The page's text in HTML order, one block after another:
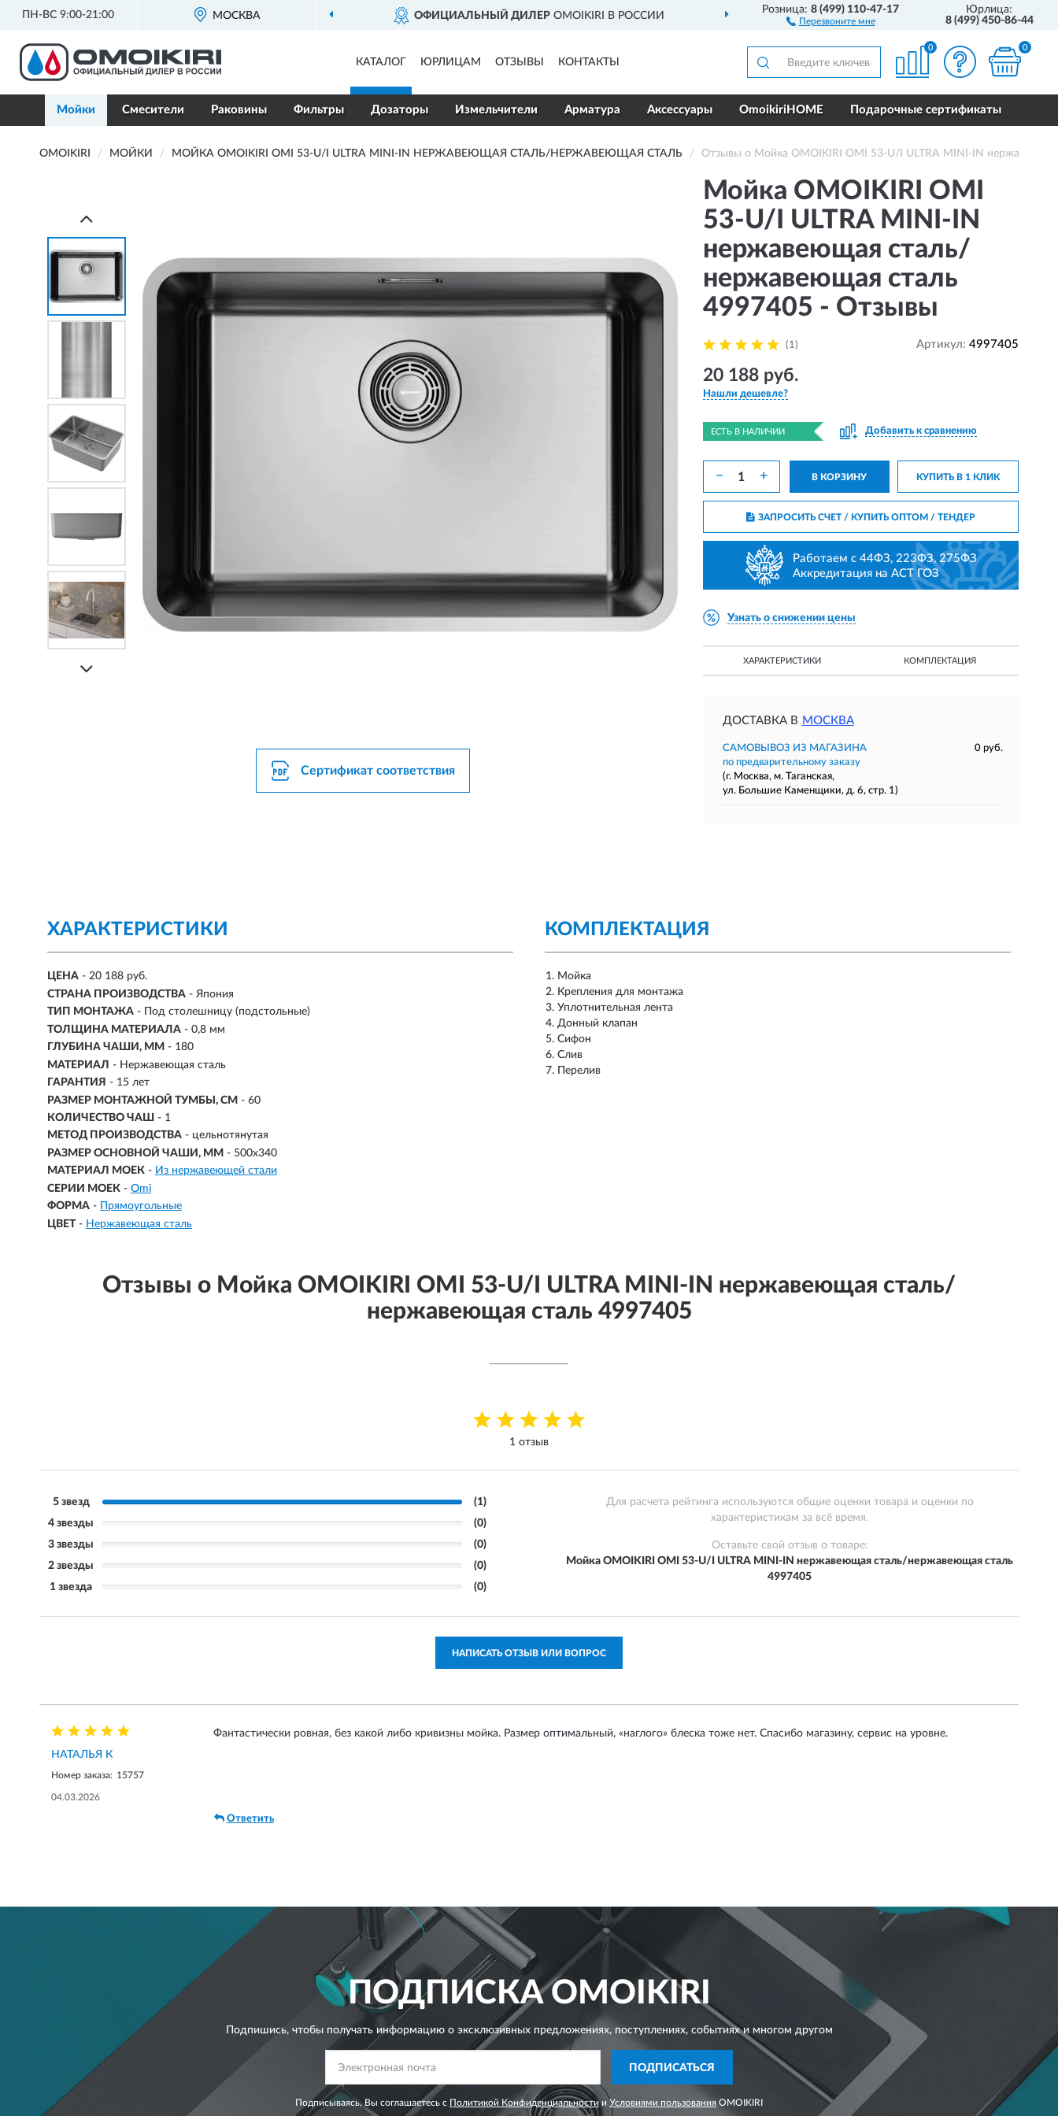
ПН-ВС 9:00-21:00 МОСКВА ОФИЦИАЛЬНЫЙ ДИЛЕРOMOIKIRI В РОССИИ ДОСТАВИМ ПО ВСЕЙ РОССИИ
Розница:8 (499) 110-47-17
Перезвоните мне
Юрлица:
8 (499) 450-86-44
КАТАЛОГ ЮРЛИЦАМ ОТЗЫВЫ КОНТАКТЫ
0 0
Мойки Смесители Раковины Фильтры Дозаторы Измельчители Арматура Аксессуары OmoikiriHOME Подарочные сертификаты
OMOIKIRI МОЙКИ МОЙКА OMOIKIRI OMI 53-U/I ULTRA MINI-IN НЕРЖАВЕЮЩАЯ СТАЛЬ/НЕРЖАВЕЮЩАЯ СТАЛЬ Отзывы о Мойка OMOIKIRI OMI 53-U/I ULTRA MINI-IN
Сертификат соответствия
Мойка OMOIKIRI OMI
53-U/I ULTRA MINI-IN
нержавеющая сталь/
нержавеющая сталь
4997405 - Отзывы
(1) Артикул: 4997405
20 188 руб.
Нашли дешевле?
ЕСТЬ В НАЛИЧИИ Добавить к сравнению
− + В КОРЗИНУ КУПИТЬ В 1 КЛИК
ЗАПРОСИТЬ СЧЕТ / КУПИТЬ ОПТОМ/ ТЕНДЕР
Работаем с 44ФЗ, 223ФЗ, 275ФЗ
Аккредитация на АСТ ГОЗ
Узнать о снижении цены
ХАРАКТЕРИСТИКИ КОМПЛЕКТАЦИЯ
ДОСТАВКА В МОСКВА
САМОВЫВОЗ ИЗ МАГАЗИНА
0 руб.
по предварительному заказу
(г. Москва, м. Таганская,
ул. Большие Каменщики, д. 6, стр. 1)
ХАРАКТЕРИСТИКИ
ЦЕНА - 20 188 руб.
СТРАНА ПРОИЗВОДСТВА - Япония
ТИП МОНТАЖА -
Под столешницу (подстольные)
ТОЛЩИНА МАТЕРИАЛА - 0,8 мм
ГЛУБИНА ЧАШИ, ММ - 180
МАТЕРИАЛ - Нержавеющая сталь
ГАРАНТИЯ - 15 лет
РАЗМЕР МОНТАЖНОЙ ТУМБЫ, СМ - 60
КОЛИЧЕСТВО ЧАШ - 1
МЕТОД ПРОИЗВОДСТВА - цельнотянутая
РАЗМЕР ОСНОВНОЙ ЧАШИ, ММ - 500x340
МАТЕРИАЛ МОЕК - Из нержавеющей стали
СЕРИИ МОЕК - Omi
ФОРМА - Прямоугольные
ЦВЕТ - Нержавеющая сталь
КОМПЛЕКТАЦИЯ
Мойка
Крепления для монтажа
Уплотнительная лента
Донный клапан
Сифон
Слив
Перелив
Отзывы о Мойка OMOIKIRI OMI 53-U/I ULTRA MINI-IN нержавеющая сталь/
нержавеющая сталь 4997405
1 отзыв
5 звезд
(1)
4 звезды
(0)
3 звезды
(0)
2 звезды
(0)
1 звезда
(0)
Для расчета рейтинга используются общие оценки товара и оценки по
характеристикам за всё время.
Оставьте свой отзыв о товаре:
Мойка OMOIKIRI OMI 53-U/I ULTRA MINI-IN нержавеющая сталь/нержавеющая сталь
4997405
НАПИСАТЬ ОТЗЫВ ИЛИ ВОПРОС
НАТАЛЬЯ К
Номер заказа: 15757
04.03.2026
Фантастически ровная, без какой либо кривизны мойка. Размер оптимальный, «наглого» блеска тоже нет. Спасибо магазину, сервис на уровне.
Ответить
ПОДПИСКАOMOIKIRI
Подпишись, чтобы получать информацию о эксклюзивных предложениях,поступлениях, событиях и многом другом
ПОДПИСАТЬСЯ
Подписываясь, Вы соглашаетесь с Политикой Конфиденциальности иУсловиями пользования OMOIKIRI